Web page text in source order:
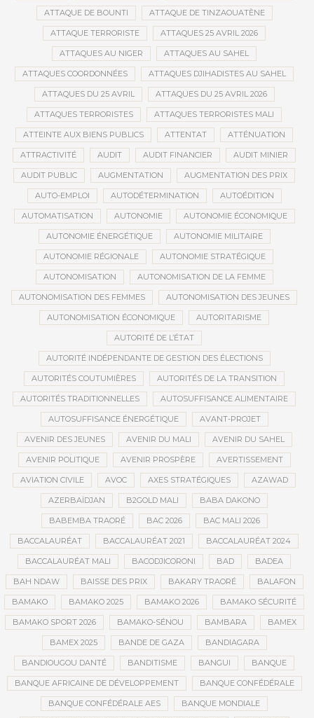
ATTAQUE DE BOUNTI ATTAQUE DE TINZAOUATÈNE
ATTAQUE TERRORISTE ATTAQUES 25 AVRIL 2026
ATTAQUES AU NIGER ATTAQUES AU SAHEL
ATTAQUES COORDONNÉES ATTAQUES DJIHADISTES AU SAHEL
ATTAQUES DU 25 AVRIL ATTAQUES DU 25 AVRIL 2026
ATTAQUES TERRORISTES ATTAQUES TERRORISTES MALI
ATTEINTE AUX BIENS PUBLICS ATTENTAT ATTÉNUATION
ATTRACTIVITÉ AUDIT AUDIT FINANCIER AUDIT MINIER
AUDIT PUBLIC AUGMENTATION AUGMENTATION DES PRIX
AUTO-EMPLOI AUTODÉTERMINATION AUTOÉDITION
AUTOMATISATION AUTONOMIE AUTONOMIE ÉCONOMIQUE
AUTONOMIE ÉNERGÉTIQUE AUTONOMIE MILITAIRE
AUTONOMIE RÉGIONALE AUTONOMIE STRATÉGIQUE
AUTONOMISATION AUTONOMISATION DE LA FEMME
AUTONOMISATION DES FEMMES AUTONOMISATION DES JEUNES
AUTONOMISATION ÉCONOMIQUE AUTORITARISME
AUTORITÉ DE L’ÉTAT
AUTORITÉ INDÉPENDANTE DE GESTION DES ÉLECTIONS
AUTORITÉS COUTUMIÈRES AUTORITÉS DE LA TRANSITION
AUTORITÉS TRADITIONNELLES AUTOSUFFISANCE ALIMENTAIRE
AUTOSUFFISANCE ÉNERGÉTIQUE AVANT-PROJET
AVENIR DES JEUNES AVENIR DU MALI AVENIR DU SAHEL
AVENIR POLITIQUE AVENIR PROSPÈRE AVERTISSEMENT
AVIATION CIVILE AVOC AXES STRATÉGIQUES AZAWAD
AZERBAÏDJAN B2GOLD MALI BABA DAKONO
BABEMBA TRAORÉ BAC 2026 BAC MALI 2026
BACCALAURÉAT BACCALAURÉAT 2021 BACCALAURÉAT 2024
BACCALAURÉAT MALI BACODJICORONI BAD BADEA
BAH NDAW BAISSE DES PRIX BAKARY TRAORÉ BALAFON
BAMAKO BAMAKO 2025 BAMAKO 2026 BAMAKO SÉCURITÉ
BAMAKO SPORT 2026 BAMAKO-SÉNOU BAMBARA BAMEX
BAMEX 2025 BANDE DE GAZA BANDIAGARA
BANDIOUGOU DANTÉ BANDITISME BANGUI BANQUE
BANQUE AFRICAINE DE DÉVELOPPEMENT BANQUE CONFÉDÉRALE
BANQUE CONFÉDÉRALE AES BANQUE MONDIALE